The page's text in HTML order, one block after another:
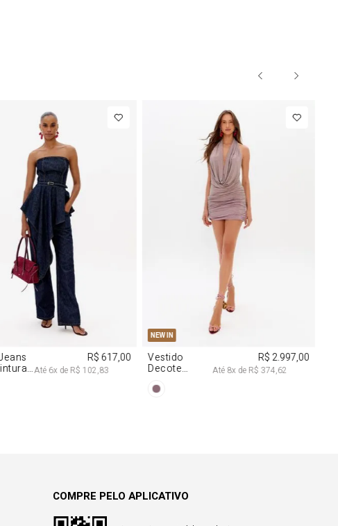
R$ 1.297,00
Até8x de
R$ 863,00
Até8x de
COMPRE PELO APLICATIVO